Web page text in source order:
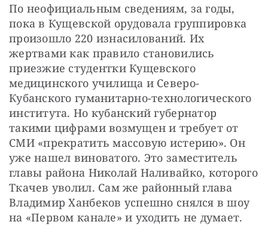
По неофициальным сведениям, за годы,
пока в Кущевской орудовала группировка
произошло 220 изнасилований. Их
жертвами как правило становились
приезжие студентки Кущевского
медицинского училища и Северо-
Кубанского гуманитарно-технологического
института. Но кубанский губернатор
такими цифрами возмущен и требует от
СМИ «прекратить массовую истерию». Он
уже нашел виноватого. Это заместитель
главы района Николай Наливайко, которого
Ткачев уволил. Сам же районный глава
Владимир Ханбеков успешно снялся в шоу
на «Первом канале» и уходить не думает.